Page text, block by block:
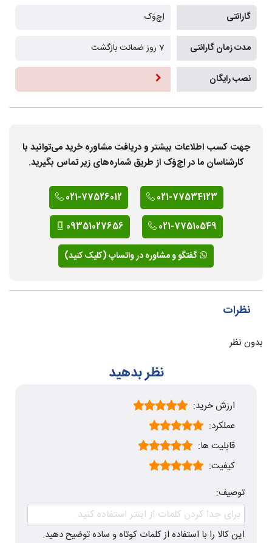
گارانتی اِچ‌وَک
مدت زمان گارانتی 7 روز ضمانت بازگشت
نصب رایگان
جهت کسب اطلاعات بیشتر و دریافت مشاوره خرید می‌توانید با
کارشناسان ما در اِچ‌وَک از طریق شماره‌های زیر تماس بگیرید.
021-77534123
021-77526012
021-77510549
09351027656
گفتگو و مشاوره در واتساپ (کلیک کنید)
نظرات
بدون نظر
نظر بدهید
ارزش خرید:
عملکرد:
قابلیت ها:
کیفیت:
توصیف:
این کالا را با استفاده از کلمات کوتاه و ساده توضیح دهید.